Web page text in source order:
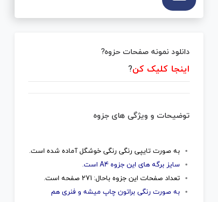
دانلود نمونه صفحات حزوه?
اینجا کلیک کن?
توضیحات و ویژگی های جزوه
به صورت تایپی رنگی رنگی خوشگل آماده شده است.
سایز برگه های این جزوه A4 است.
تعداد صفحات این جزوه باحال: 271 صفحه است.
به صورت رنگی براتون چاپ میشه و فنری هم